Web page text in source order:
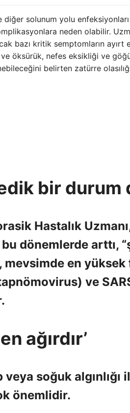
solunum yolu
neden olabilir.
bazı kritik semptomların
öksürük, nefes eksikliği ve
belirten zatürre
bir durum
Hastalık
dönemlerde arttı,
mevsimde en
ve
ağırdır’
soğuk algınlığı
önemlidir.